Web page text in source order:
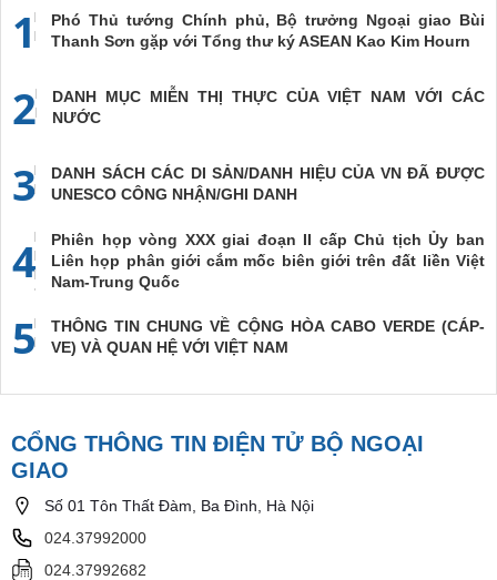
1
Phó Thủ tướng Chính phủ, Bộ trưởng Ngoại giao Bùi
Thanh Sơn gặp với Tổng thư ký ASEAN Kao Kim Hourn
2
DANH MỤC MIỄN THỊ THỰC CỦA VIỆT NAM VỚI CÁC
NƯỚC
3
DANH SÁCH CÁC DI SẢN/DANH HIỆU CỦA VN ĐÃ ĐƯỢC
UNESCO CÔNG NHẬN/GHI DANH
4
Phiên họp vòng XXX giai đoạn II cấp Chủ tịch Ủy ban
Liên họp phân giới cắm mốc biên giới trên đất liền Việt
Nam-Trung Quốc
5
THÔNG TIN CHUNG VỀ CỘNG HÒA CABO VERDE (CÁP-
VE) VÀ QUAN HỆ VỚI VIỆT NAM
CỔNG THÔNG TIN ĐIỆN TỬ BỘ NGOẠI
GIAO
Số 01 Tôn Thất Đàm, Ba Đình, Hà Nội
024.37992000
024.37992682